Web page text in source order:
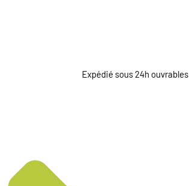
Expédié sous 24h ouvrables